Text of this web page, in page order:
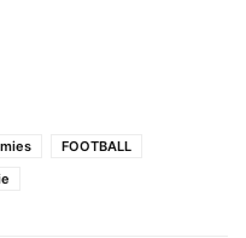
FOOTBALL